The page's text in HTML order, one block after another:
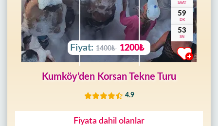
SAAT
59
DK
50
SN
Fiyat: 1400₺ 1200₺
Kumköy’den Korsan Tekne Turu
4.9
Fiyata dahil olanlar